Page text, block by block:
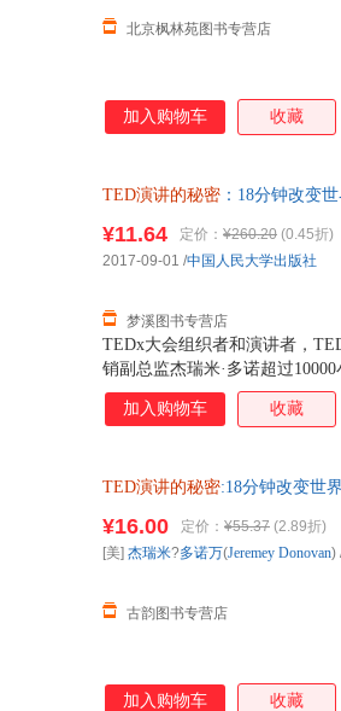
北京枫林苑图书专营店
加入购物车 收藏
TED演讲的秘密 ：18分钟改变
TEDx大会组织者和演讲者，
销副总监杰瑞米·多诺超过
习公开演讲所需的20年时间，
小时。 要在18分钟内打动听众
胜比死亡更可怕的演讲。 本书
其他任何演讲书或演讲理论都
¥11.64 定价： ¥260.20 (0.45折)
梦溪图书专营店
2017-09-01 /中国人民大学出版社
加入购物车 收藏
TED演讲的秘密:18分钟改变世
¥16.00 定价： ¥55.37 (2.89折)
古韵图书专营店
[美] 杰瑞米?多诺万(Jeremey Donovan)
加入购物车 收藏